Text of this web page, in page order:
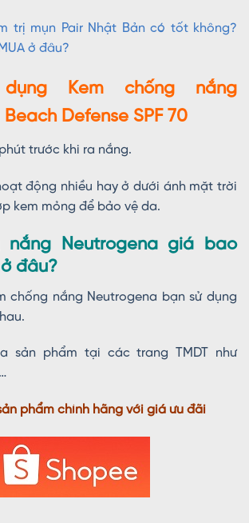
trị mụn Pair Nhật Bản có tốt không?
ở đâu?
Kem chống nắng
Defense SPF 70
trước khi ra nắng.
động nhiều hay ở dưới ánh mặt trời
kem mỏng để bảo vệ da.
nắng Neutrogena giá bao
đâu?
chống nắng Neutrogena bạn sử dụng
sản phẩm tại các trang TMDT như
phẩm chính hãng với giá ưu đãi